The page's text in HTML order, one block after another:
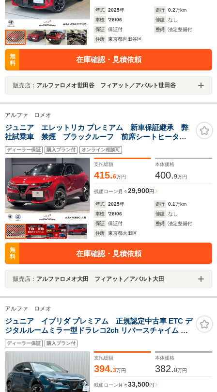
年式 2025年 走行 0.2万km
車検
'28/06 修復
なし
保証
保証付 整備
法定整備付
住所
東京都世田谷区
無
料
在庫確認・見積依頼
販売店： アルファロメオ世田谷 フィアット／アバルト世田谷
アルファ ロメオ
ジュニア エレットリカ プレミアム 新車保証継承 弊
社試乗車 禁煙 ブラックルーフ 前席シートヒータ
ー ディスプレイオーディオ 衝突被害軽減ブレーキ
アダプティブクルーズコントロール
ディーラー保証 購入プラン付 オンライン相談可
支払総額
415.6万円
本体価格
400.9万円
残価ローン 月々29,900円
年式 2025年 走行 0.1万km
車検
'28/06 修復
なし
保証
保証付 整備
法定整備付
住所
東京都大田区
無
料
在庫確認・見積依頼
販売店： アルファロメオ大田 フィアット／アバルト大田
アルファ ロメオ
ジュニア イブリダ プレミアム 正規認定中古車 ETC デ
ジタルルームミラー型ドラレコ2ch リバースチャイム ラ
ゲッジルームLEDランプ取付 フットイルミ取付 センタ
ーディスプレイプロテクションフィルム取付 CarPlay パ
ドルシフト付 MTモード 禁煙
ディーラー保証 購入プラン付
支払総額
394.3万円
本体価格
382.0万円
残価ローン 月々33,500円